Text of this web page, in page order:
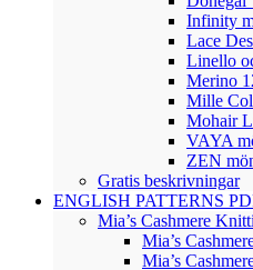
Infinity
Lace
Linello
Merino
Mille
Mohair
VAYA
ZEN
Gratis beskrivningar
ENGLISH PATTERNS
Mia’s Cashmere
Mia’s
Mia’s